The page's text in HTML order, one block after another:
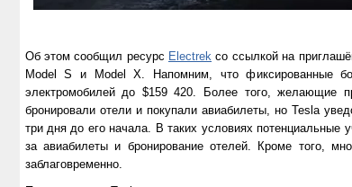
Об этом сообщил ресурс Electrek со ссылкой на
Model S и Model X. Напомним, что фиксированные
электромобилей до $159 420. Более того, желающие
бронировали отели и покупали авиабилеты, но Tesla
три дня до его начала. В таких условиях потенциальные
за авиабилеты и бронирование отелей. Кроме того,
заблаговременно.